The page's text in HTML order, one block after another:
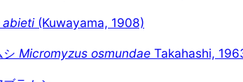
abieti(Kuwayama, 1908)
シ Micromyzus osmundae Takahashi,